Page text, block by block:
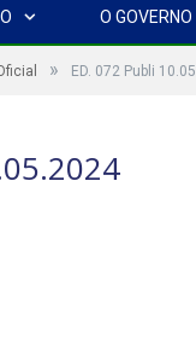
O GOVERNO
» ED. 072 Publi